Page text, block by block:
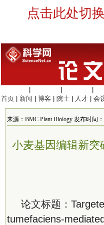
点击此处切
首页
新闻 博客 院士 人才 会
来源：BMC Plant Biology 发布时间：
小麦基因编辑新突
论文标题：
tumefaciens-